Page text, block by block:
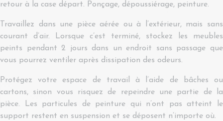
retour à la case départ. Ponçage, dépoussiérage, peinture.
Travaillez dans une pièce aérée ou à l’extérieur, mais sans
courant d’air. Lorsque c’est terminé, stockez les meubles
peints pendant 2 jours dans un endroit sans passage que
vous pourrez ventiler après dissipation des odeurs.
Protégez votre espace de travail à l’aide de bâches ou
cartons, sinon vous risquez de repeindre une partie de la
pièce. Les particules de peinture qui n’ont pas atteint le
support restent en suspension et se déposent n’importe où.